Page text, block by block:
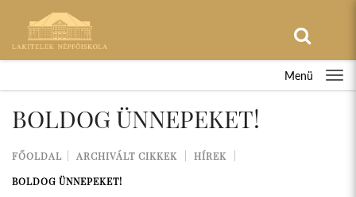
Menü
BOLDOG ÜNNEPEKET!
FŐOLDAL ARCHIVÁLT CIKKEK
HÍREK
BOLDOG ÜNNEPEKET!